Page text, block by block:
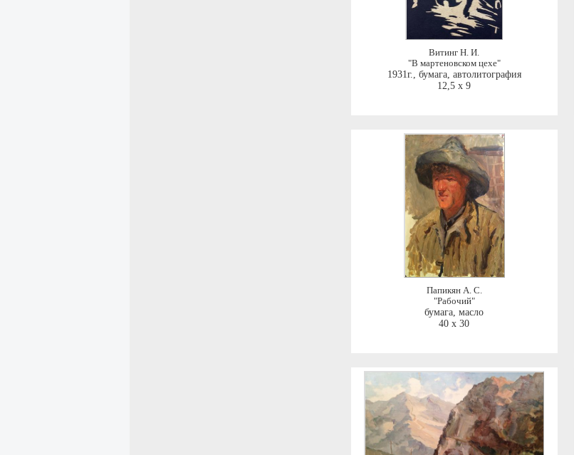
Витинг Н. И.
"В мартеновском цехе"
1931г., бумага, автолитография
12,5 x 9
Папикян А. С.
"Рабочий"
бумага, масло
40 x 30